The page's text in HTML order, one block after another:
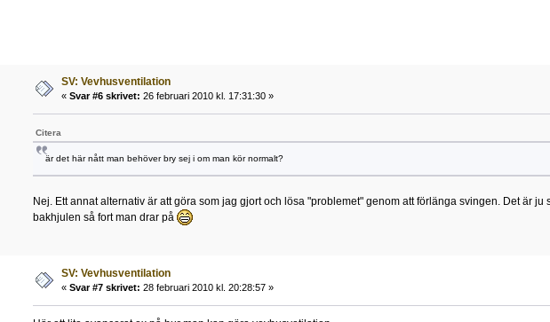
SV: Vevhusventilation
« Svar #6 skrivet: 26 februari 2010 kl. 17:31:30 »
Citera
är det här nått man behöver bry sej i om man kör normalt?
Nej. Ett annat alternativ är att göra som jag gjort och lösa "problemet" genom att förlänga svingen. Det är ju
bakhjulen så fort man drar på
SV: Vevhusventilation
« Svar #7 skrivet: 28 februari 2010 kl. 20:28:57 »